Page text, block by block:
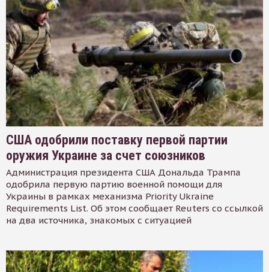
США одобрили поставку первой партии
оружия Украине за счет союзников
Администрация президента США Дональда Трампа
одобрила первую партию военной помощи для
Украины в рамках механизма Priority Ukraine
Requirements List. Об этом сообщает Reuters со ссылкой
на два источника, знакомых с ситуацией